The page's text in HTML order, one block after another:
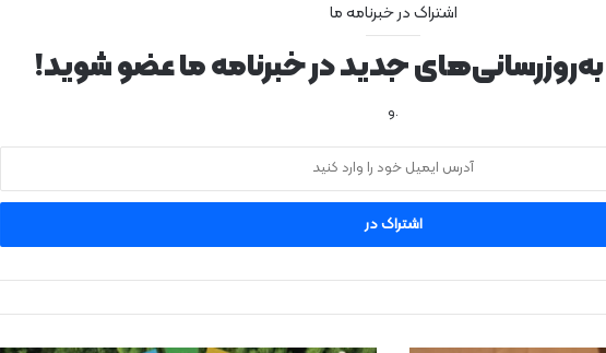
اشتراک در خبرنامه ما
به‌روزرسانی‌های جدید در خبرنامه ما عضو شوید!
.و